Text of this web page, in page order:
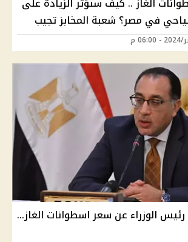
في مصر؟ شعبة المخابز تجيب
الوزراء عن سعر اسطوانات الغاز…